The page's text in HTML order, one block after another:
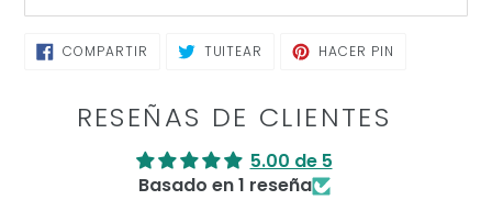
COMPARTIR COMPARTIRTUITEAR TUITEARHACER PIN
RESEÑAS DE CLIENTES
5.00 de 5
Basado en 1 reseña